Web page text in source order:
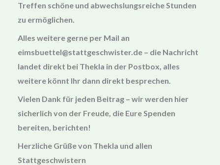
Treffen schöne und abwechslungsreiche Stunden
zu ermöglichen.
Alles weitere gerne per Mail an
eimsbuettel@stattgeschwister.de – die Nachricht
landet direkt bei Thekla in der Postbox, alles
weitere könnt Ihr dann direkt besprechen.
Vielen Dank für jeden Beitrag – wir werden hier
sicherlich von der Freude, die Eure Spenden
bereiten, berichten!
Herzliche Grüße von Thekla und allen
Stattgeschwistern